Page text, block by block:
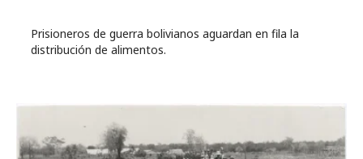
Prisioneros de guerra bolivianos aguardan en fila la
distribución de alimentos.